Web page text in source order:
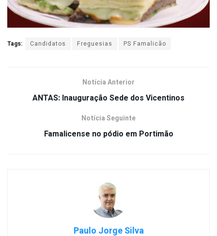
Tags: Candidatos Freguesias PS Famalicão
Notícia Anterior
ANTAS: Inauguração Sede dos Vicentinos
Notícia Seguinte
Famalicense no pódio em Portimão
Paulo Jorge Silva